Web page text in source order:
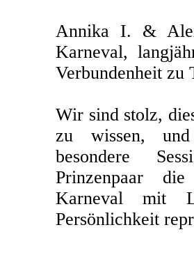
Annika I. &
Karneval,
Verbundenheit zu
Wir sind stolz,
zu wissen,
besondere
Prinzenpaar
Karneval mit
Persönlichkeit